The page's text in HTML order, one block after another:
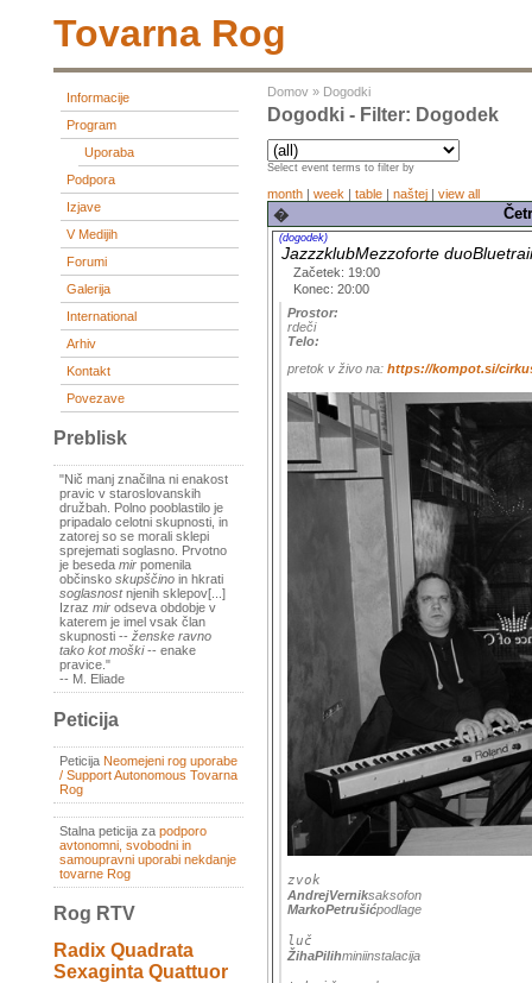
Tovarna Rog
Informacije
Program
Uporaba
Podpora
Izjave
V Medijih
Forumi
Galerija
International
Arhiv
Kontakt
Povezave
Preblisk
"Nič manj značilna ni enakost
pravic v staroslovanskih
družbah. Polno pooblastilo je
pripadalo celotni skupnosti, in
zatorej so se morali sklepi
sprejemati soglasno. Prvotno
je beseda mir pomenila
občinsko skupščino in hkrati
soglasnostnjenih sklepov[...]
Izraz mir odseva obdobje v
katerem je imel vsak član
skupnosti -- ženske ravno
tako kot moški-- enake
pravice."
-- M. Eliade
Peticija
Peticija Neomejeni rog uporabe
/ Support Autonomous Tovarna
Rog
Stalna peticija za podporo
avtonomni, svobodni in
samoupravni uporabi nekdanje
tovarne Rog
Rog RTV
Radix Quadrata
Sexaginta Quattuor
Domov » Dogodki
Dogodki - Filter: Dogodek
Select event terms to filter by
month | week | table | naštej | view all
�
(dogodek)
JazzzklubMezzoforte
Začetek: 19:00
Konec: 20:00
Prostor:
rdeči
Telo:
pretok v živo na: https://kompot.si/
zvok
AndrejVerniksaksofon
MarkoPetrušićpodlage
luč
ŽihaPilihminiinstalacija